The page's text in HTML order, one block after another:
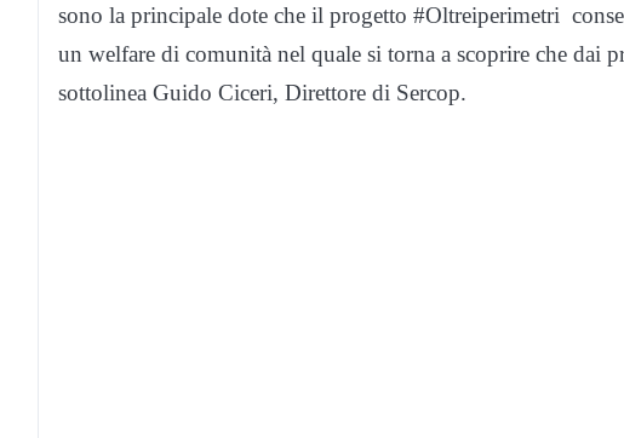
sono la principale dote che il progetto #Oltreiperimetri
un welfare di comunità nel quale si torna a scoprire che dai
sottolinea Guido Ciceri, Direttore di Sercop.